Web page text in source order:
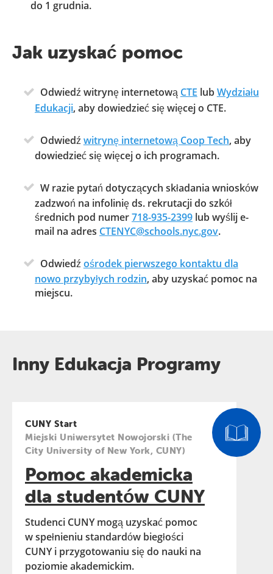
do 1 grudnia.
Jak uzyskać pomoc
Odwiedź witrynę internetową CTE lubWydziału
Edukacji, aby dowiedzieć się więcej o CTE.
Odwiedźwitrynę internetową Coop Tech, aby
dowiedzieć się więcej o ich programach.
W razie pytań dotyczących składania wniosków
zadzwoń na infolinię ds. rekrutacji do szkół
średnich pod numer718-935-2399 lub wyślij e-
mail na adres CTENYC@schools.nyc.gov.
Odwiedźośrodek pierwszego kontaktu dla
nowo przybyłych rodzin, aby uzyskać pomoc na
miejscu.
Inny Edukacja Programy
CUNY Start
Miejski Uniwersytet Nowojorski (The
City University of New York, CUNY)
Pomoc akademicka
dla studentów CUNY
Studenci CUNY mogą uzyskać pomoc
w spełnieniu standardów biegłości
CUNY i przygotowaniu się do nauki na
poziomie akademickim.